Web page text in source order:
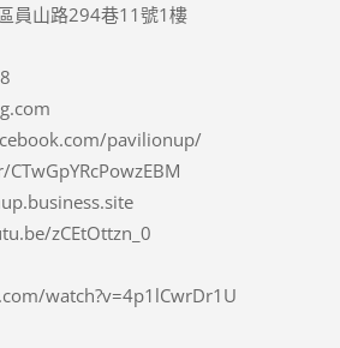
員山路294巷11號1樓
pavilionup/
zCEtOttzn_0
watch?v=4p1lCwrDr1U